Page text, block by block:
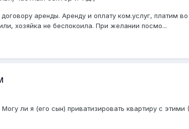
аренды. Аренду и оплату ком.услуг, платим
хозяйка не беспокоила. При желании посмо...
ли я (его сын) приватизировать квартиру с этими